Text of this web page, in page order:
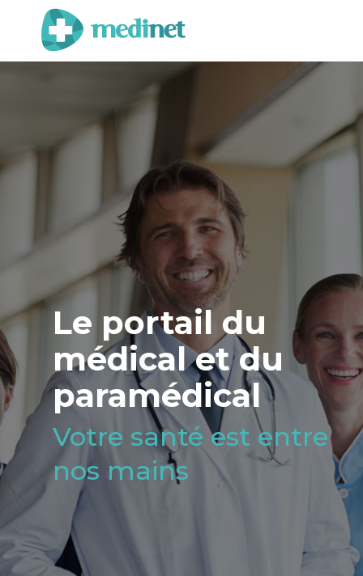
Le portail du
médical et du
paramédical
Votre santé est entre
nos mains